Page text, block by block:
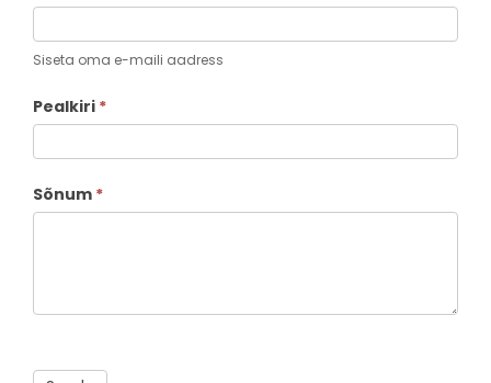
Siseta oma e-maili aadress
Pealkiri *
Sõnum *